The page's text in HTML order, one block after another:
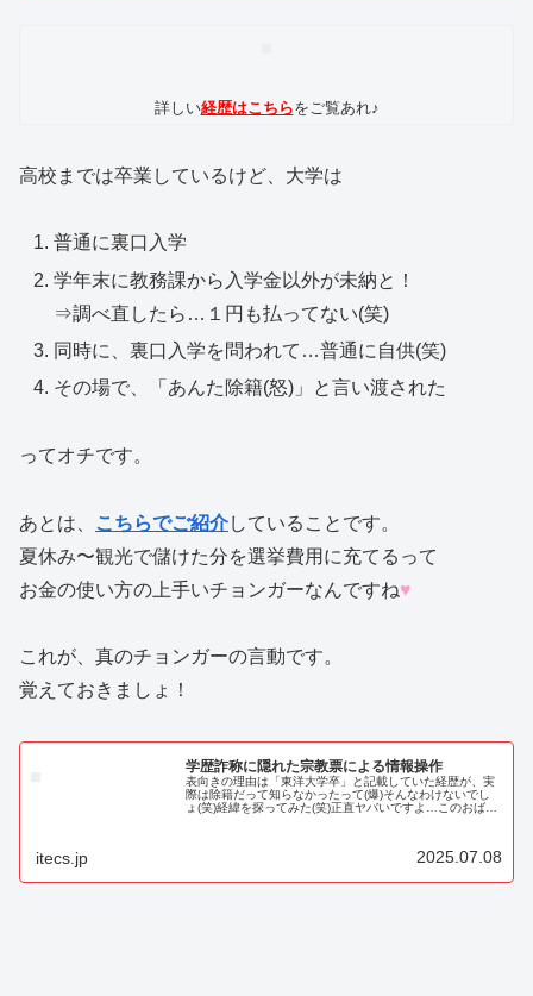
詳しい経歴はこちらをご覧あれ♪
高校までは卒業しているけど、大学は
普通に裏口入学
学年末に教務課から入学金以外が未納と！
⇒調べ直したら…１円も払ってない(笑)
同時に、裏口入学を問われて…普通に自供(笑)
その場で、「あんた除籍(怒)」と言い渡された
ってオチです。
あとは、 こちらでご紹介していることです。
夏休み〜観光で儲けた分を選挙費用に充てるって
お金の使い方の上手いチョンガーなんですね♥
これが、真のチョンガーの言動です。
覚えておきましょ！
学歴詐称に隠れた宗教票による情報操作
表向きの理由は「東洋大学卒」と記載していた経歴が、実
際は除籍だって知らなかったって(爆)そんなわけないでし
ょ(笑)経緯を探ってみた(笑)正直ヤバいですよ…このおばさ
itecs.jp 2025.07.08